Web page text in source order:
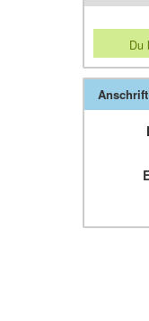
Du
Anschrift